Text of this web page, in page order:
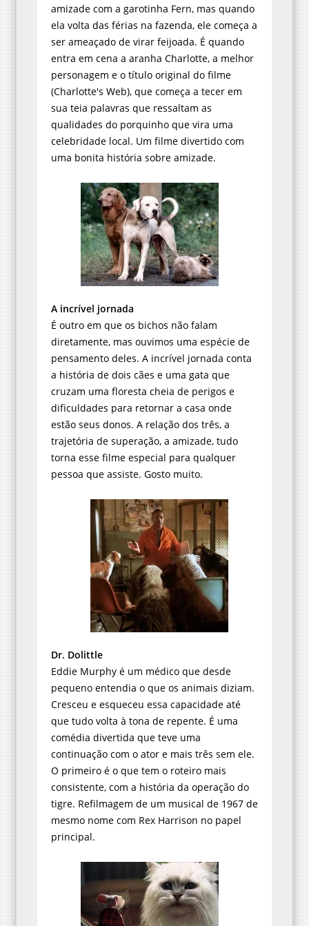
amizade com a garotinha Fern, mas quando
ela volta das férias na fazenda, ele começa a
ser ameaçado de virar feijoada. É quando
entra em cena a aranha Charlotte, a melhor
personagem e o título original do filme
(Charlotte's Web), que começa a tecer em
sua teia palavras que ressaltam as
qualidades do porquinho que vira uma
celebridade local. Um filme divertido com
uma bonita história sobre amizade.
A incrível jornada
É outro em que os bichos não falam
diretamente, mas ouvimos uma espécie de
pensamento deles. A incrível jornada conta
a história de dois cães e uma gata que
cruzam uma floresta cheia de perigos e
dificuldades para retornar a casa onde
estão seus donos. A relação dos três, a
trajetória de superação, a amizade, tudo
torna esse filme especial para qualquer
pessoa que assiste. Gosto muito.
Dr. Dolittle
Eddie Murphy é um médico que desde
pequeno entendia o que os animais diziam.
Cresceu e esqueceu essa capacidade até
que tudo volta à tona de repente. É uma
comédia divertida que teve uma
continuação com o ator e mais três sem ele.
O primeiro é o que tem o roteiro mais
consistente, com a história da operação do
tigre. Refilmagem de um musical de 1967 de
mesmo nome com Rex Harrison no papel
principal.